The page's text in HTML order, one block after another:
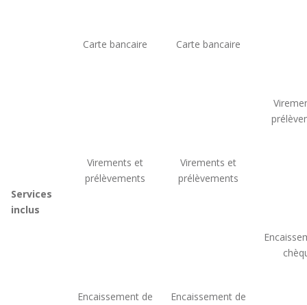
Services
inclus
Carte bancaire
Virements et
prélèvements
Encaissement de
Carte bancaire
Virements et
prélèvements
Encaissement de